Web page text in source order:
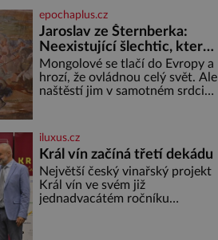
by doufal, že horká zem u
herečky ze seriálu Ulice a
režiséra vychladne,
epochaplus.cz
Jaroslav ze Šternberka:
Neexistující šlechtic, který
z Moravy vyžene Mongoly
Mongolové se tlačí do Evropy a
hrozí, že ovládnou celý svět. Ale
naštěstí jim v samotném srdci
dobyvatelské hordy zastavit. Co
nedokáže žádná z asijských říší,
co nedokážou Němci – to
dokáže český král. Nebo že by
ne? Mongolové od roku 1223
postupují podél Kaspického a
iluxus.cz
Král vín začíná třetí dekádu
Největší český vinařský projekt
Král vín ve svém již
jednadvacátém ročníku